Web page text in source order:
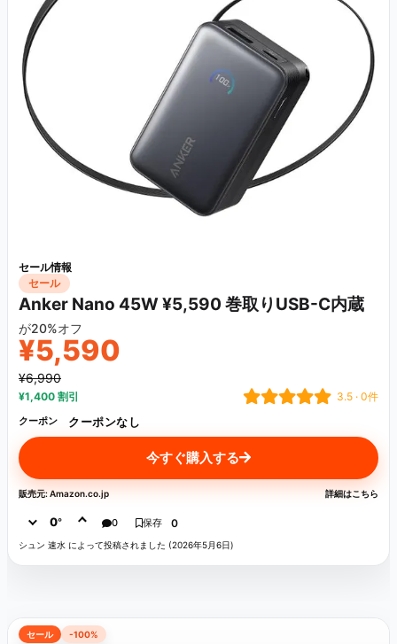
セール情報
セール
Anker Nano 45W ¥5,590 巻取りUSB-C内蔵
が20%オフ
¥5,590
¥6,990
¥1,400 割引 3.5 · 0件
クーポン クーポンなし
今すぐ購入する
販売元: Amazon.co.jp 詳細はこちら
0° 0 保存 0
シュン 速水 によって投稿されました (2026年5月6日)
セール -100%